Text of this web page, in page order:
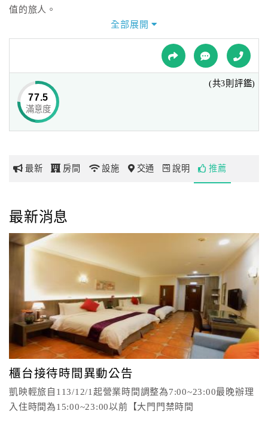
球
網
玩
玩
樂
客
服
務
顧
滿
意
值的旅人。
全部展開
77.5
滿意度
(共3則評鑑)
最新 房間 設施 交通 說明 推薦
最新消息
櫃台接待時間異動公告
凱映輕旅自113/12/1起營業時間調整為7:00~23:00最晚辦理
入住時間為15:00~23:00以前【大門門禁時間